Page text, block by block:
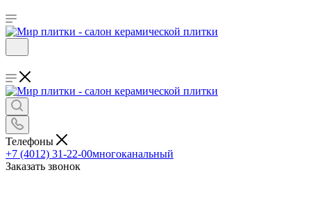
Телефоны
+7 (4012) 31-22-00многоканальный
Заказать звонок